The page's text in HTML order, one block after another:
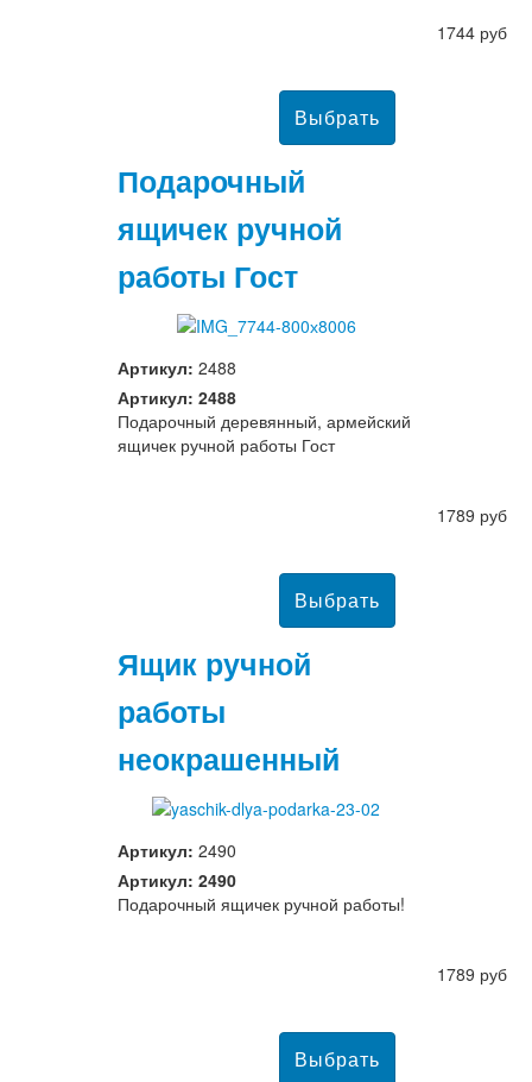
1744 руб
Подарочный
ящичек ручной
работы Гост
Артикул: 2488
Артикул: 2488
Подарочный деревянный, армейский
ящичек ручной работы Гост
1789 руб
Ящик ручной
работы
неокрашенный
Артикул: 2490
Артикул: 2490
Подарочный ящичек ручной работы!
1789 руб